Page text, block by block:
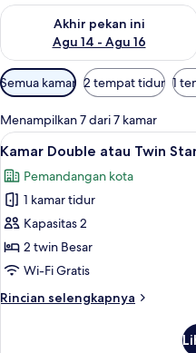
Akhir pekan ini
Agu 14 - Agu 16
Periksa ketersediaan untuk
Filter
tersedia
untuk
kamar
Semua kamar 2 tempat tidur 1
Menampilkan 7 dari 7 kamar
Lihat
semua
foto
untuk
Kamar
Double
atau
Standar,
13
Kamar Double atau Twin
Pemandangan kota
1 kamar tidur
Kapasitas 2
2 twin Besar
Wi-Fi Gratis
Rincian selengkapnya
Rincian